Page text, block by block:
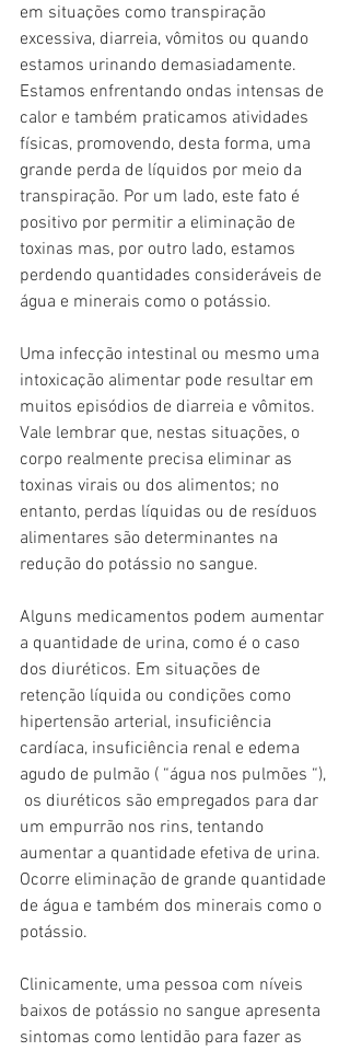
em situações como transpiração
excessiva, diarreia, vômitos ou quando
estamos urinando demasiadamente.
Estamos enfrentando ondas intensas de
calor e também praticamos atividades
físicas, promovendo, desta forma, uma
grande perda de líquidos por meio da
transpiração. Por um lado, este fato é
positivo por permitir a eliminação de
toxinas mas, por outro lado, estamos
perdendo quantidades consideráveis de
água e minerais como o potássio.
Uma infecção intestinal ou mesmo uma
intoxicação alimentar pode resultar em
muitos episódios de diarreia e vômitos.
Vale lembrar que, nestas situações, o
corpo realmente precisa eliminar as
toxinas virais ou dos alimentos; no
entanto, perdas líquidas ou de resíduos
alimentares são determinantes na
redução do potássio no sangue.
Alguns medicamentos podem aumentar
a quantidade de urina, como é o caso
dos diuréticos. Em situações de
retenção líquida ou condições como
hipertensão arterial, insuficiência
cardíaca, insuficiência renal e edema
agudo de pulmão ( “água nos pulmões “),
os diuréticos são empregados para dar
um empurrão nos rins, tentando
aumentar a quantidade efetiva de urina.
Ocorre eliminação de grande quantidade
de água e também dos minerais como o
potássio.
Clinicamente, uma pessoa com níveis
baixos de potássio no sangue apresenta
sintomas como lentidão para fazer as